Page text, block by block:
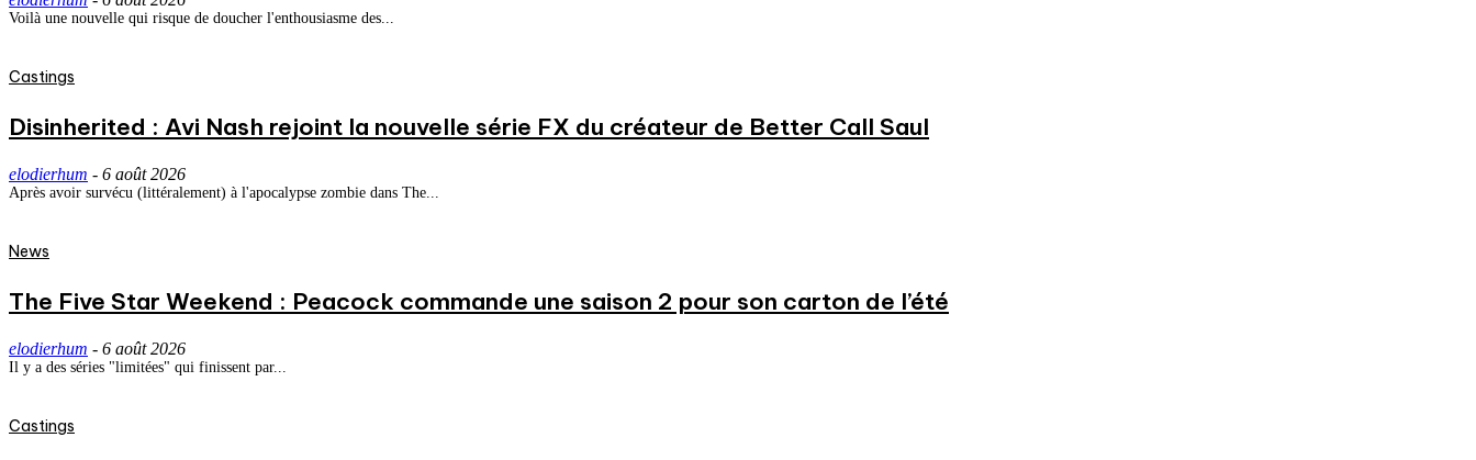
Voilà une nouvelle qui risque de doucher l'enthousiasme des...
Castings
Disinherited : Avi Nash rejoint la nouvelle série FX du créateur de Better Call Saul
elodierhum - 6 août 2026
Après avoir survécu (littéralement) à l'apocalypse zombie dans The...
News
The Five Star Weekend : Peacock commande une saison 2 pour son carton de l’été
elodierhum - 6 août 2026
Il y a des séries "limitées" qui finissent par...
Castings